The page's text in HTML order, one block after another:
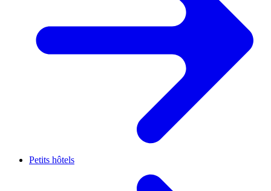
Petits hôtels